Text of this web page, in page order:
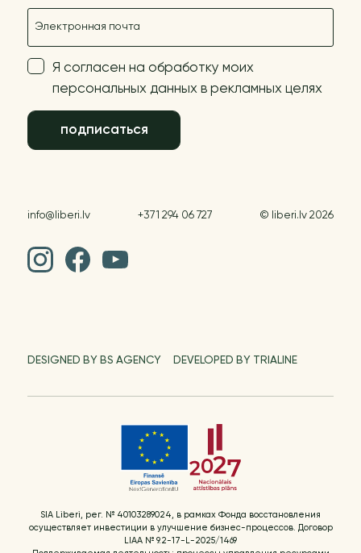
Я согласен на обработку моих
персональных данных в рекламных целях
подписаться
info@liberi.lv +371 294 06 727 © liberi.lv 2026
DESIGNED BY BS AGENCY DEVELOPED BY TRIALINE
SIA Liberi, рег. № 40103289024, в рамках Фонда восстановления
осуществляет инвестиции в улучшение бизнес-процессов. Договор
LIAA № 9.2-17-L-2025/1469